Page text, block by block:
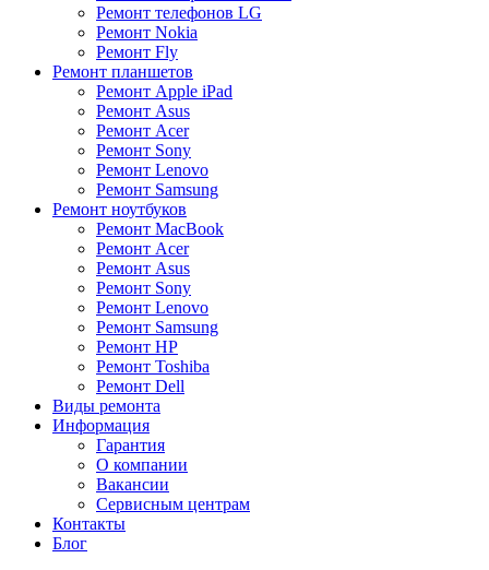
Ремонт телефонов LG
Ремонт Nokia
Ремонт Fly
Ремонт планшетов
Ремонт Apple iPad
Ремонт Asus
Ремонт Acer
Ремонт Sony
Ремонт Lenovo
Ремонт Samsung
Ремонт ноутбуков
Ремонт MacBook
Ремонт Acer
Ремонт Asus
Ремонт Sony
Ремонт Lenovo
Ремонт Samsung
Ремонт HP
Ремонт Toshiba
Ремонт Dell
Виды ремонта
Информация
Гарантия
О компании
Вакансии
Сервисным центрам
Контакты
Блог